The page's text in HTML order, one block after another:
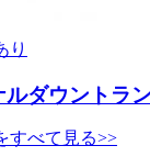
ダウントラ
すべて見る>>